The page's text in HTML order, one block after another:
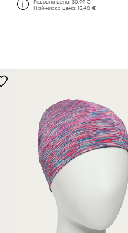
Редовна цена: 30,99 €
Най-ниска цена: 15,40 €